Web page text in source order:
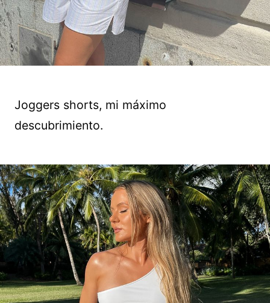
Joggers shorts, mi máximo
descubrimiento.